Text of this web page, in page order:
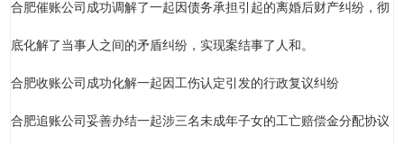
合肥催账公司成功调解了一起因债务承担引起的离婚后财产纠纷，彻
底化解了当事人之间的矛盾纠纷，实现案结事了人和。
合肥收账公司成功化解一起因工伤认定引发的行政复议纠纷
合肥追账公司妥善办结一起涉三名未成年子女的工亡赔偿金分配协议